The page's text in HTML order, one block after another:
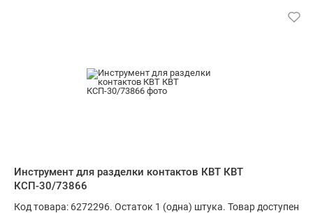
Инструмент для разделки контактов КВТ КВТ
КСП-30/73866
Код товара: 6272296. Остаток 1 (одна) штука. Товар доступен